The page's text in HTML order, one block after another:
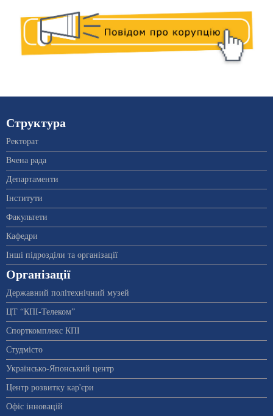
Структура
Ректорат
Вчена рада
Департаменти
Інститути
Факультети
Кафедри
Інші підрозділи та організації
Організації
Державний політехнічний музей
ЦТ “КПІ-Телеком”
Спорткомплекс КПІ
Студмісто
Українсько-Японський центр
Центр розвитку кар'єри
Офіс інновацій